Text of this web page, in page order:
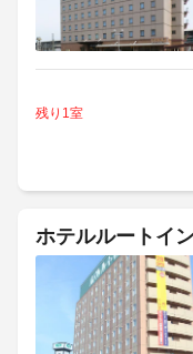
残り1室
ホテルルートイ